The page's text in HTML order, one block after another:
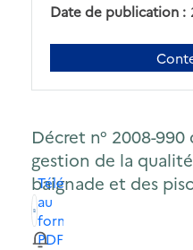
Date de publication :
Décret n° 2008-
gestion de la
baignade et des
Télécharger
au
format
PDF